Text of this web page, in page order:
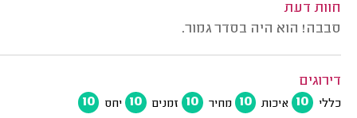
חוות דעת
סבבה! הוא היה בסדר גמור.
דירוגים
כללי 10 איכות 10 מחיר 10 זמנים 10 יחס 10